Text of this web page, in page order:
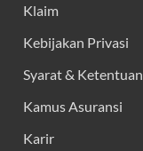
Klaim
Kebijakan Privasi
Syarat & Ketentuan
Kamus Asuransi
Karir